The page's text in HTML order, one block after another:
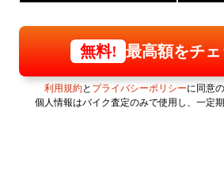
無料! 最高額をチ
利用規約と プライバシーポリシーに同意
個人情報はバイク査定のみで使用し、一定